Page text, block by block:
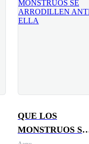
QUE LOS
MONSTRUOS SE